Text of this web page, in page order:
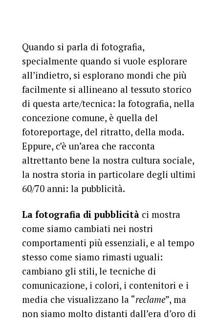
Quando si parla di fotografia,
specialmente quando si vuole esplorare
all’indietro, si esplorano mondi che più
facilmente si allineano al tessuto storico
di questa arte/tecnica: la fotografia, nella
concezione comune, è quella del
fotoreportage, del ritratto, della moda.
Eppure, c’è un’area che racconta
altrettanto bene la nostra cultura sociale,
la nostra storia in particolare degli ultimi
60/70 anni: la pubblicità.
La fotografia di pubblicitàci mostra
come siamo cambiati nei nostri
comportamenti più essenziali, e al tempo
stesso come siamo rimasti uguali:
cambiano gli stili, le tecniche di
comunicazione, i colori, i contenitori e i
media che visualizzano la “reclame”, ma
non siamo molto distanti dall’era d’oro di